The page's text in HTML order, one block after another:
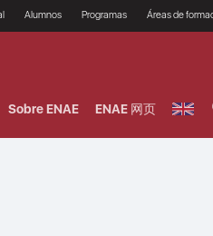
Alumnos
Prácticas en empresas
Programas
Programas Ejecutivos
Áreas de
Riesgos
Sobre ENAE ENAE 网页